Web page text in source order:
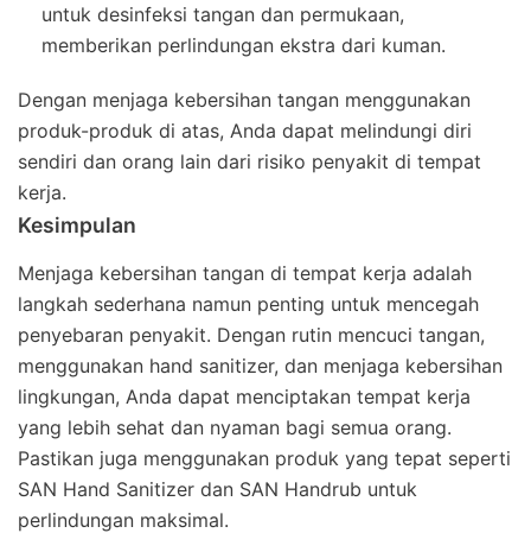
untuk desinfeksi tangan dan permukaan,
memberikan perlindungan ekstra dari kuman.
Dengan menjaga kebersihan tangan menggunakan
produk-produk di atas, Anda dapat melindungi diri
sendiri dan orang lain dari risiko penyakit di tempat
kerja.
Kesimpulan
Menjaga kebersihan tangan di tempat kerja adalah
langkah sederhana namun penting untuk mencegah
penyebaran penyakit. Dengan rutin mencuci tangan,
menggunakan hand sanitizer, dan menjaga kebersihan
lingkungan, Anda dapat menciptakan tempat kerja
yang lebih sehat dan nyaman bagi semua orang.
Pastikan juga menggunakan produk yang tepat seperti
SAN Hand Sanitizer dan SAN Handrub untuk
perlindungan maksimal.